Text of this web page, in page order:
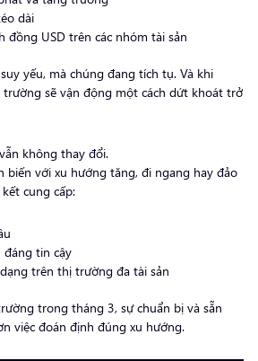
dài
đồng USD trên các nhóm tài sản
yếu, mà chúng đang tích tụ. Và khi
sẽ vận động một cách dứt khoát trở
không thay đổi.
biến với xu hướng tăng, đi ngang hay đảo
cung cấp:
đáng tin cậy
trên thị trường đa tài sản
trong tháng 3, sự chuẩn bị và sẵn
việc đoán định đúng xu hướng.